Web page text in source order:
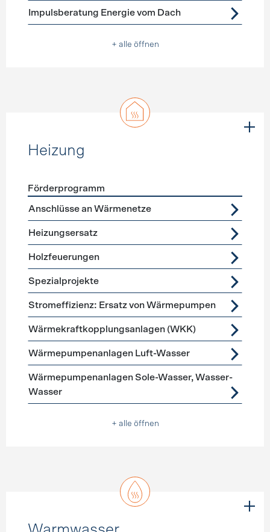
Impulsberatung Energie vom Dach
+ alle öffnen
Heizung
Förderprogramme
Förderprogramm
Anschlüsse an Wärmenetze
Heizungsersatz
Holzfeuerungen
Spezialprojekte
Stromeffizienz: Ersatz von Wärmepumpen
Wärmekraftkopplungsanlagen (WKK)
Wärmepumpenanlagen Luft-Wasser
Wärmepumpenanlagen Sole-Wasser, Wasser-
Wasser
+ alle öffnen